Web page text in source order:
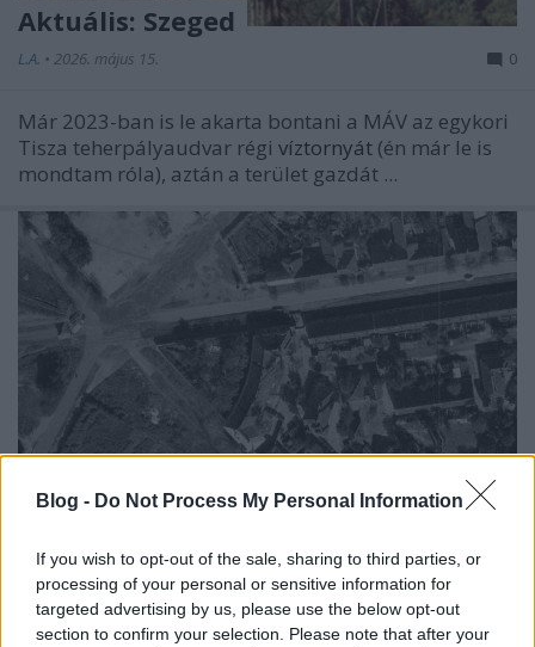
Blog - Do Not Process My Personal Information
If you wish to opt-out of the sale, sharing to third parties, or
processing of your personal or sensitive information for
targeted advertising by us, please use the below opt-out
section to confirm your selection. Please note that after your
Aktuális: Szeged
L.A. • 2026. május 15. 0
Már 2023-ban is le akarta bontani a MÁV az egykori
Tisza teherpályaudvar régi víztornyát (én már le is
mondtam róla), aztán a terület gazdát ...
Nyomozzunk együtt!
L.A.•2025. november 16.